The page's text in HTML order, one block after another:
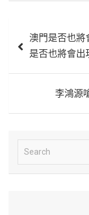
章
澳門是否也將
是否也將會出
李鴻源
e